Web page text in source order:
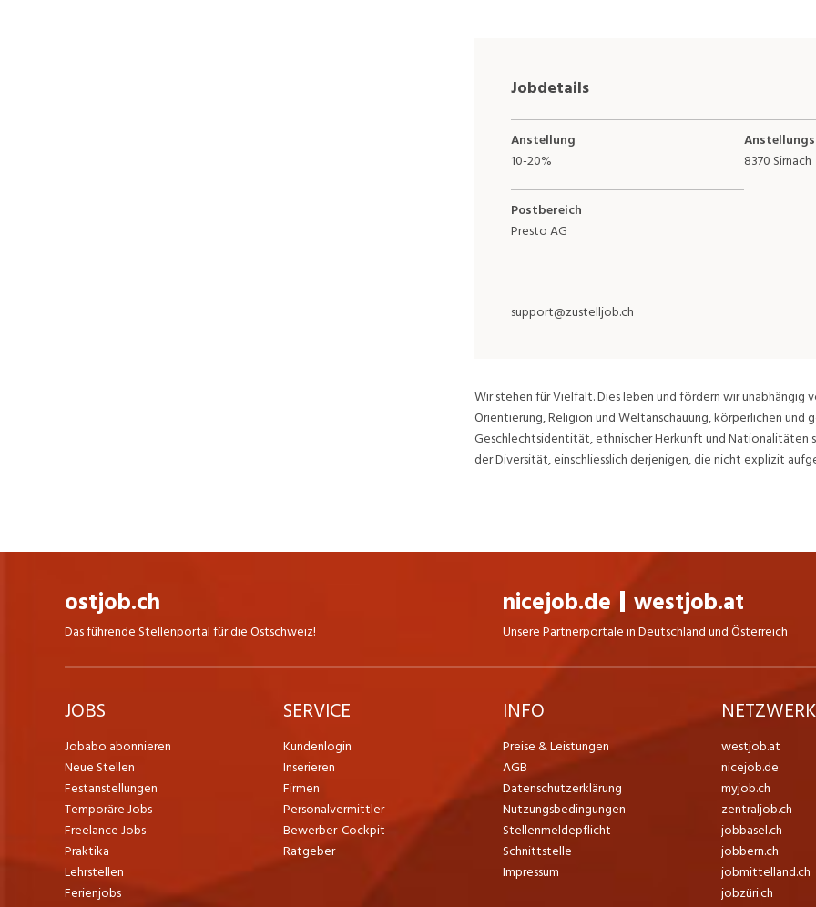
Jobdetails
Anstellung
10-20%
8370 Sirnach
Postbereich
Presto AG
support@zustelljob.ch
Wir stehen für Vielfalt. Dies leben und fördern wir unabhängig
Orientierung, Religion und Weltanschauung, körperlichen und
Geschlechtsidentität, ethnischer Herkunft und Nationalitäten
der Diversität, einschliesslich derjenigen, die nicht explizit
ostjob.ch
Das führende Stellenportal für die Ostschweiz!
nicejob.de westjob.at
Unsere Partnerportale in Deutschland und Österreich
JOBS
Jobabo abonnieren
Neue Stellen
Festanstellungen
Temporäre Jobs
Freelance Jobs
Praktika
Lehrstellen
Ferienjobs
SERVICE
Kundenlogin
Inserieren
Firmen
Personalvermittler
Bewerber-Cockpit
Ratgeber
INFO
Preise & Leistungen
AGB
Datenschutzerklärung
Nutzungsbedingungen
Stellenmeldepflicht
Schnittstelle
Impressum
NETZWERK
westjob.at
nicejob.de
myjob.ch
zentraljob.ch
jobbasel.ch
jobbern.ch
jobmittelland.ch
jobzüri.ch